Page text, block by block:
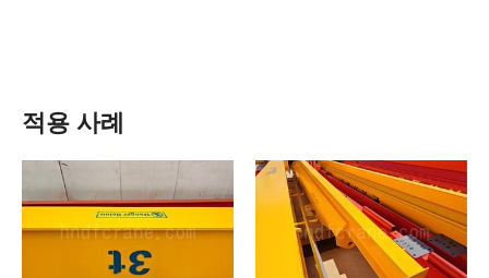
적용 사례